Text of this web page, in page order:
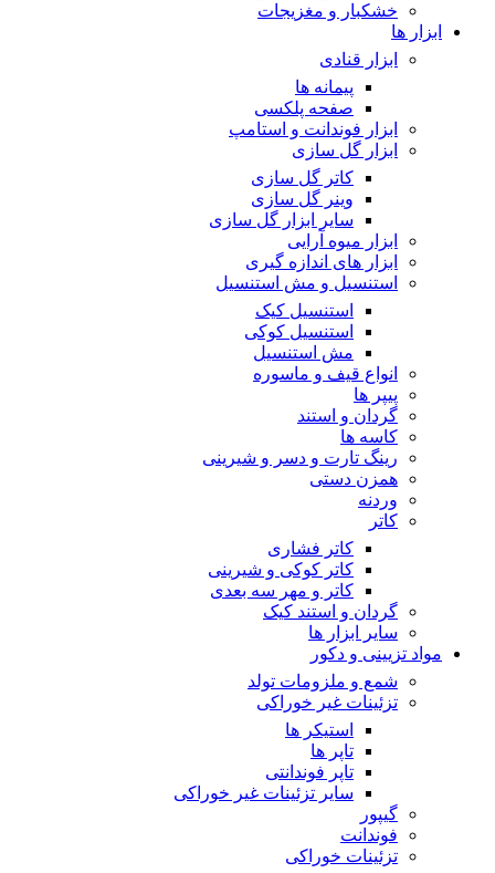
خشکبار و مغزیجات
ابزار ها
ابزار قنادی
پیمانه ها
صفحه پلکسی
ابزار فوندانت و استامپ
ابزار گل سازی
کاتر گل سازی
وینر گل سازی
سایر ابزار گل سازی
ابزار میوه آرایی
ابزار های اندازه گیری
استنسیل و مش استنسیل
استنسیل کیک
استنسیل کوکی
مش استنسیل
انواع قیف و ماسوره
پیپر ها
گردان و استند
کاسه ها
رینگ تارت و دسر و شیرینی
همزن دستی
وردنه
کاتر
کاتر فشاری
کاتر کوکی و شیرینی
کاتر و مهر سه بعدی
گردان و استند کیک
سایر ابزار ها
مواد تزیینی و دکور
شمع و ملزومات تولد
تزئینات غیر خوراکی
استیکر ها
تاپر ها
تاپر فوندانتی
سایر تزئینات غیر خوراکی
گیپور
فوندانت
تزئینات خوراکی